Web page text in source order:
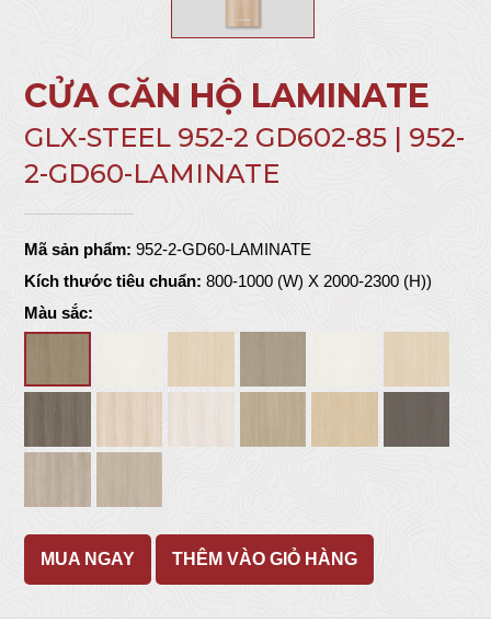
CỬA CĂN HỘ LAMINATE
GLX-STEEL 952-2 GD602-85 | 952-
2-GD60-LAMINATE
Mã sản phẩm: 952-2-GD60-LAMINATE
Kích thước tiêu chuẩn: 800-1000 (W) X 2000-2300 (H))
Màu sắc:
MUA NGAY THÊM VÀO GIỎ HÀNG